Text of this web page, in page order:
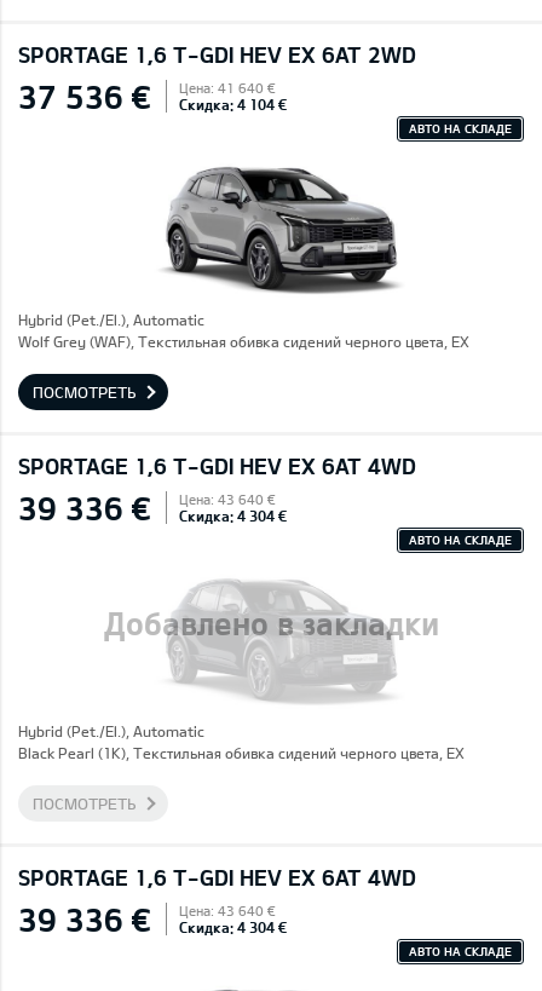
SPORTAGE 1,6 T-GDI HEV EX 6AT 2WD
37 536 € Цена: 41 640 €
Скидка: 4 104 €
АВТО НА СКЛАДЕ
Hybrid (Pet./El.), Automatic
Wolf Grey (WAF), Текстильная обивка сидений черного цвета, EX
ПОСМОТРЕТЬ
SPORTAGE 1,6 T-GDI HEV EX 6AT 4WD
Добавлено в закладки
39 336 € Цена: 43 640 €
Скидка: 4 304 €
АВТО НА СКЛАДЕ
Hybrid (Pet./El.), Automatic
Black Pearl (1K), Текстильная обивка сидений черного цвета, EX
ПОСМОТРЕТЬ
SPORTAGE 1,6 T-GDI HEV EX 6AT 4WD
39 336 € Цена: 43 640 €
Скидка: 4 304 €
АВТО НА СКЛАДЕ